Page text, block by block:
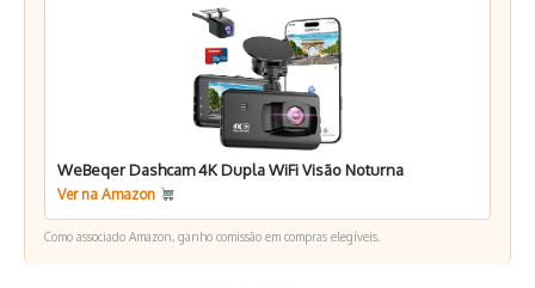
WeBeqer Dashcam 4K Dupla WiFi Visão Noturna
Ver na Amazon
Como associado Amazon, ganho comissão em compras elegíveis.